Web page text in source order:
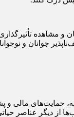
و مشاهده
جوانان و
مالی و
دیگر عناصر حیاتی